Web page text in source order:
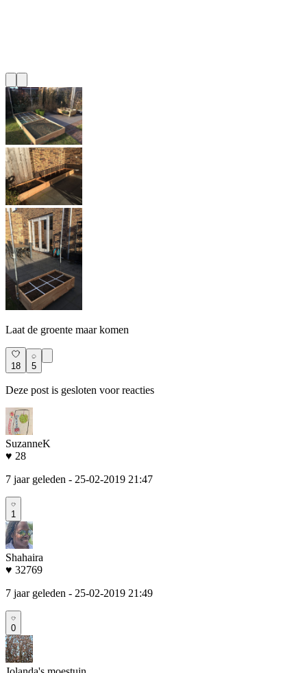
Laat de groente maar komen
18 5
Deze post is gesloten voor reacties
SuzanneK
♥ 28
7 jaar geleden - 25-02-2019 21:47
1
Shahaira
♥ 32769
7 jaar geleden - 25-02-2019 21:49
0